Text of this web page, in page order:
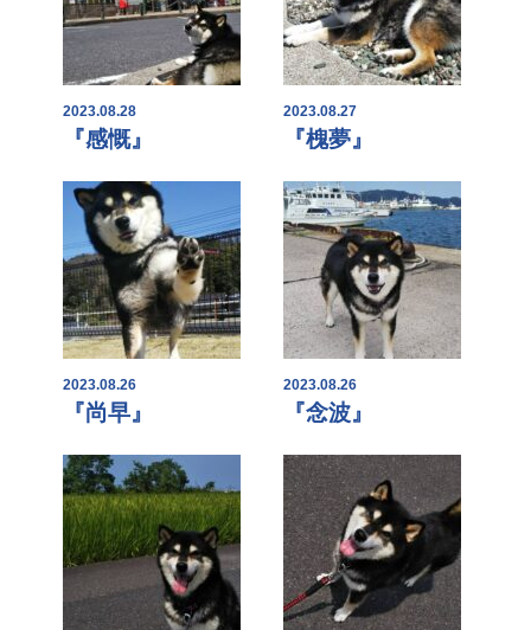
2023.08.28
『感慨』
2023.08.27
『槐夢』
2023.08.26
『尚早』
2023.08.26
『念波』